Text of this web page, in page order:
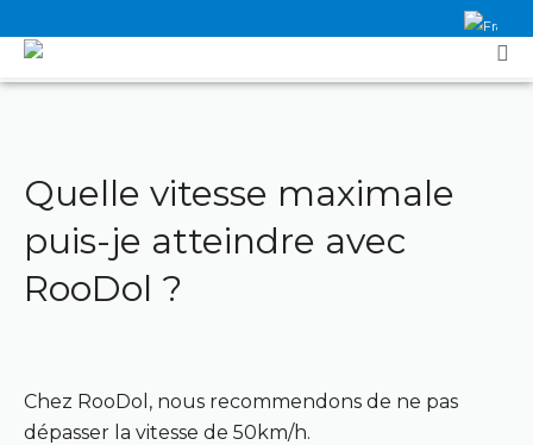
Quelle vitesse maximale
puis-je atteindre avec
RooDol ?
Chez RooDol, nous recommendons de ne pas
dépasser la vitesse de 50km/h.